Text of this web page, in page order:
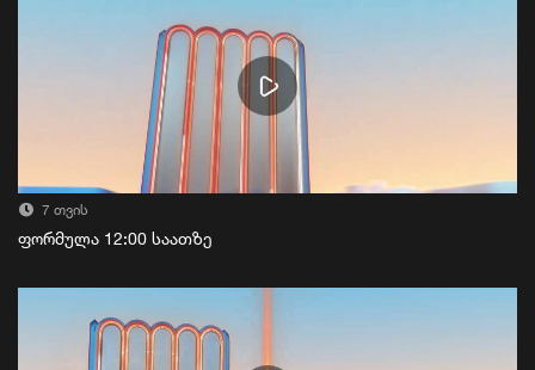
7 თვის
ფორმულა 12:00 საათზე